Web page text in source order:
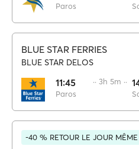
Paros
BLUE STAR FERRIES
BLUE STAR DELOS
11:45
Paros
·· 3h 5m ··
-40 % RETOUR LE JOUR MÊME